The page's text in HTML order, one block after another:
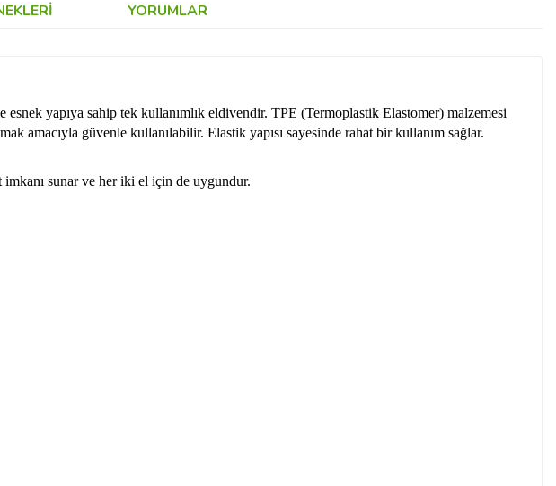
YORUMLAR
yapıya sahip tek kullanımlık eldivendir. TPE (Termoplastik Elastomer) malzemesi
amacıyla güvenle kullanılabilir. Elastik yapısı sayesinde rahat bir kullanım sağlar.
sunar ve her iki el için de uygundur.